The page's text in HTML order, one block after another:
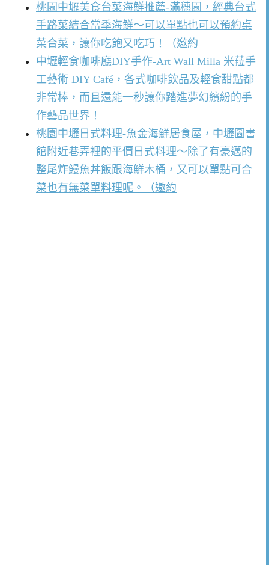
桃園中壢美食台菜海鮮推薦-滿穗園，經典台式
手路菜結合當季海鮮～可以單點也可以預約桌
菜合菜，讓你吃飽又吃巧！（邀約
中壢輕食咖啡廳DIY手作-Art Wall Milla 米菈手
工藝術 DIY Café，各式咖啡飲品及輕食甜點都
非常棒，而且還能一秒讓你踏進夢幻繽紛的手
作藝品世界！
桃園中壢日式料理-魚金海鮮居食屋，中壢圖書
館附近巷弄裡的平價日式料理～除了有豪邁的
整尾炸鰻魚丼飯跟海鮮木桶，又可以單點可合
菜也有無菜單料理呢。（邀約